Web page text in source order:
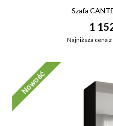
Szafa
1
Najniższa cena
Nowość